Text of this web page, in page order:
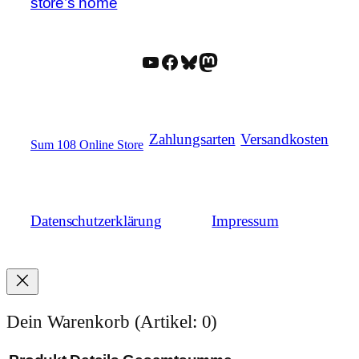
YouTube
Facebook
Bluesky
Mastodon
Sum 108 Online Store Zahlungsarten Versandkosten
Datenschutzerklärung Impressum
Dein Warenkorb (Artikel: 0)